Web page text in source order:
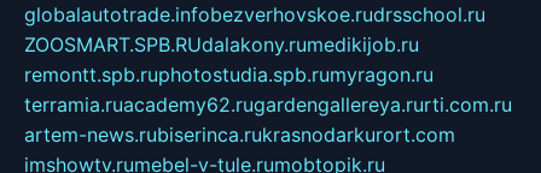
globalautotrade.infobezverhovskoe.rudrsschool.ru
ZOOSMART.SPB.RUdalakony.rumedikijob.ru
remontt.spb.ruphotostudia.spb.rumyragon.ru
terramia.ruacademy62.rugardengallereya.rurti.com.ru
artem-news.rubiserinca.rukrasnodarkurort.com
imshowtv.rumebel-v-tule.rumobtopik.ru